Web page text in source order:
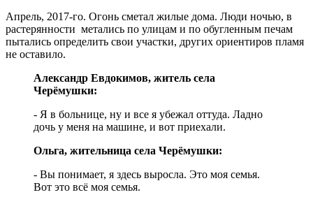
Апрель, 2017-го. Огонь сметал жилые дома. Люди ночью, в
растерянности метались по улицам и по обугленным печам
пытались определить свои участки, других ориентиров пламя
не оставило.
Александр Евдокимов, житель села
Черёмушки:
- Я в больнице, ну и все я убежал оттуда. Ладно
дочь у меня на машине, и вот приехали.
Ольга, жительница села Черёмушки:
- Вы понимает, я здесь выросла. Это моя семья.
Вот это всё моя семья.